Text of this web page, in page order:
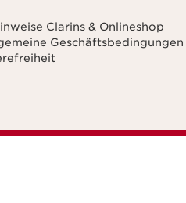
Clarins & Onlineshop
Geschäftsbedingungen